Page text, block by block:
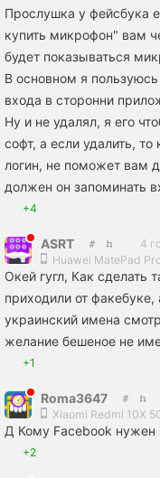
Прослушка у фейсбука
купить микрофон" вам
будет показываться
В основном я
входа в сторонни
Ну и не удалял, я его
софт, а если удалить,
логин, не поможет вам
должен он запоминать
+4
ASRT
4
Huawei MatePad
Окей гугл, Как сделать
приходили от факебуке,
украинский имена
желание бешеное не
+1
Roma3647
Xiaomi Redmi 10X
Д Кому Facebook нужен
+2